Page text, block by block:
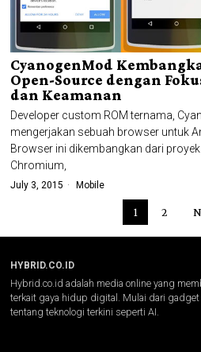
CyanogenMod
Open-Source dengan
dan Keamanan
Developer custom ROM ternama,
mengerjakan sebuah browser untuk
Browser ini dikembangkan dari
Chromium,
July 3, 2015 Mobile
1 2
HYBRID.CO.ID
Hybrid.co.id adalah media online yang
terkait gaya hidup digital. Mulai dari
tentang teknologi terkini seperti AI.